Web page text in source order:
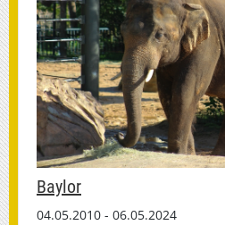
Baylor
04.05.2010 - 06.05.2024